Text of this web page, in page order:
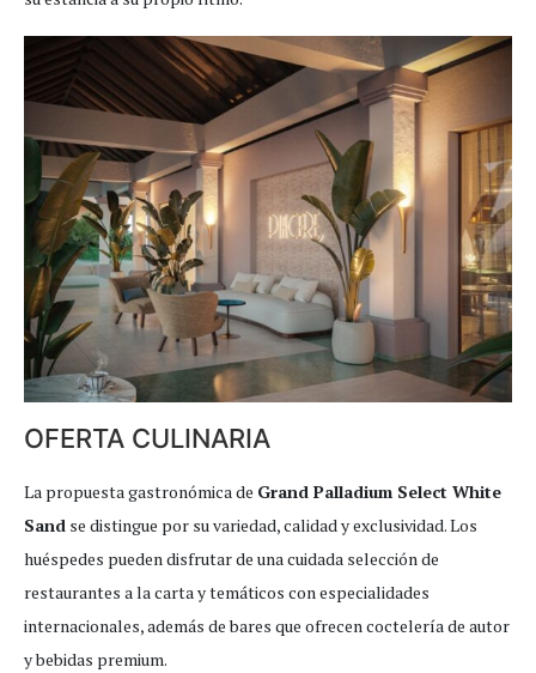
OFERTA CULINARIA
La propuesta gastronómica de Grand Palladium Select White
Sand se distingue por su variedad, calidad y exclusividad. Los
huéspedes pueden disfrutar de una cuidada selección de
restaurantes a la carta y temáticos con especialidades
internacionales, además de bares que ofrecen coctelería de autor
y bebidas premium.